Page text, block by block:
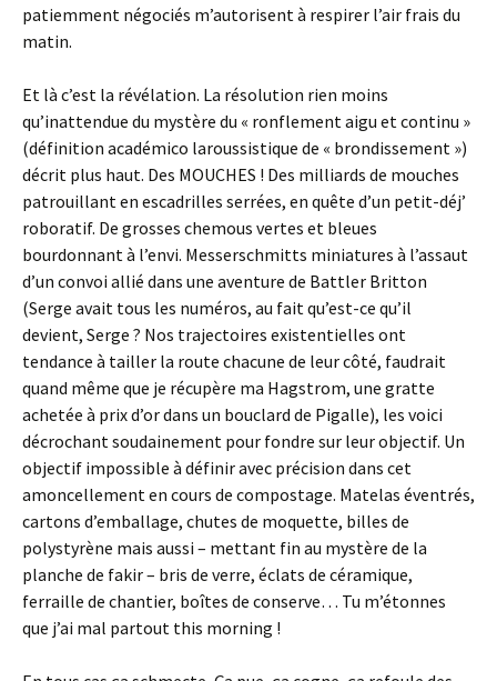
patiemment négociés m’autorisent à respirer l’air frais du
matin.
Et là c’est la révélation. La résolution rien moins
qu’inattendue du mystère du « ronflement aigu et continu »
(définition académico laroussistique de « brondissement »)
décrit plus haut. Des MOUCHES ! Des milliards de mouches
patrouillant en escadrilles serrées, en quête d’un petit-déj’
roboratif. De grosses chemous vertes et bleues
bourdonnant à l’envi. Messerschmitts miniatures à l’assaut
d’un convoi allié dans une aventure de Battler Britton
(Serge avait tous les numéros, au fait qu’est-ce qu’il
devient, Serge ? Nos trajectoires existentielles ont
tendance à tailler la route chacune de leur côté, faudrait
quand même que je récupère ma Hagstrom, une gratte
achetée à prix d’or dans un bouclard de Pigalle), les voici
décrochant soudainement pour fondre sur leur objectif. Un
objectif impossible à définir avec précision dans cet
amoncellement en cours de compostage. Matelas éventrés,
cartons d’emballage, chutes de moquette, billes de
polystyrène mais aussi – mettant fin au mystère de la
planche de fakir – bris de verre, éclats de céramique,
ferraille de chantier, boîtes de conserve… Tu m’étonnes
que j’ai mal partout this morning !